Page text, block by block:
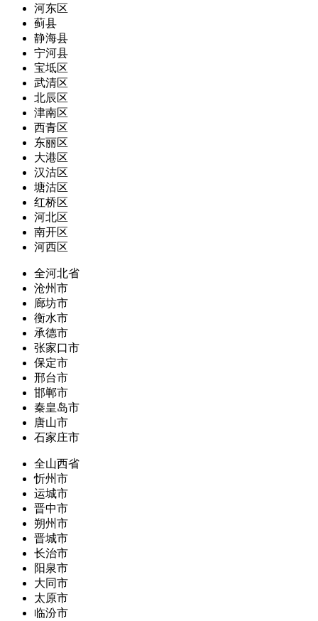
河东区
蓟县
静海县
宁河县
宝坻区
武清区
北辰区
津南区
西青区
东丽区
大港区
汉沽区
塘沽区
红桥区
河北区
南开区
河西区
全河北省
沧州市
廊坊市
衡水市
承德市
张家口市
保定市
邢台市
邯郸市
秦皇岛市
唐山市
石家庄市
全山西省
忻州市
运城市
晋中市
朔州市
晋城市
长治市
阳泉市
大同市
太原市
临汾市